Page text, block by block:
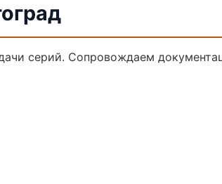
серий. Сопровождаем